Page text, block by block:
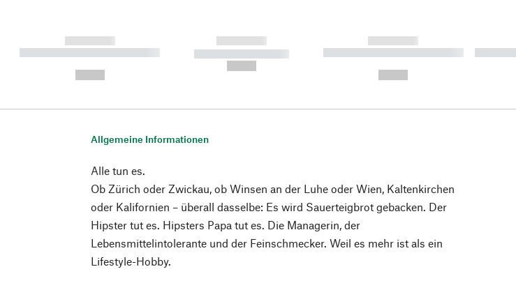
------------
----------- ----------- ----------
------------
----------- -----------
------------
----------- ----------- ----------
Allgemeine Informationen
Alle tun es.
Ob Zürich oder Zwickau, ob Winsen an der Luhe oder Wien, Kaltenkirchen
oder Kalifornien – überall dasselbe: Es wird Sauerteigbrot gebacken. Der
Hipster tut es. Hipsters Papa tut es. Die Managerin, der
Lebensmittelintolerante und der Feinschmecker. Weil es mehr ist als ein
Lifestyle-Hobby.